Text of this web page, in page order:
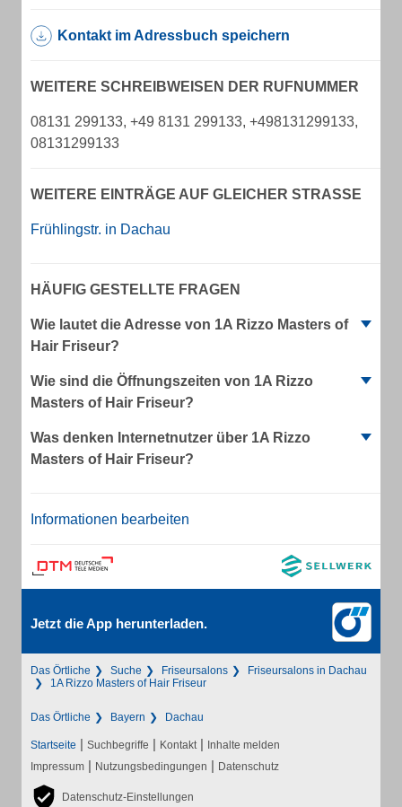
Kontakt im Adressbuch speichern
WEITERE SCHREIBWEISEN DER RUFNUMMER
08131 299133, +49 8131 299133, +498131299133,
08131299133
WEITERE EINTRÄGE AUF GLEICHER STRASSE
Frühlingstr. in Dachau
HÄUFIG GESTELLTE FRAGEN
Wie lautet die Adresse von 1A Rizzo Masters of
Hair Friseur?
Wie sind die Öffnungszeiten von 1A Rizzo
Masters of Hair Friseur?
Was denken Internetnutzer über 1A Rizzo
Masters of Hair Friseur?
Informationen bearbeiten
Jetzt die App herunterladen.
Das Örtliche Suche Friseursalons
Friseursalons in Dachau
1A Rizzo Masters of Hair Friseur
Das Örtliche Bayern Dachau
Startseite | Suchbegriffe | Kontakt | Inhalte melden
Impressum | Nutzungsbedingungen | Datenschutz
Datenschutz-Einstellungen